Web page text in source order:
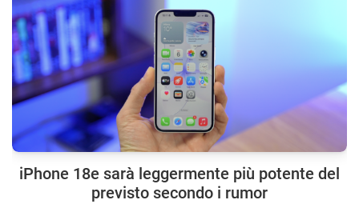
iPhone 18e sarà leggermente più potente del
previsto secondo i rumor